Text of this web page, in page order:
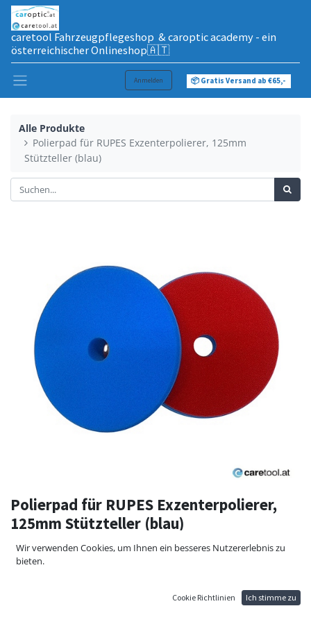
caretool Fahrzeugpflegeshop & caroptic academy - ein
österreichischer Onlineshop🇦🇹
Anmelden 📦 Gratis Versand ab €65,-
Alle Produkte
Polierpad für RUPES Exzenterpolierer, 125mm
Stützteller (blau)
Polierpad für RUPES Exzenterpolierer,
125mm Stützteller (blau)
Polierpad medium perfekt für One-Step Polituren. Sehr guter Cut bei
leichten Defekten und hoher Glanzgrad auf modernen Fahrzeug
abgeschrägten Kanten für Hologrammfreies Polieren.
Wir verwenden Cookies, um Ihnen ein besseres Nutzererlebnis zu
bieten.
Cookie Richtlinien Ich stimme zu